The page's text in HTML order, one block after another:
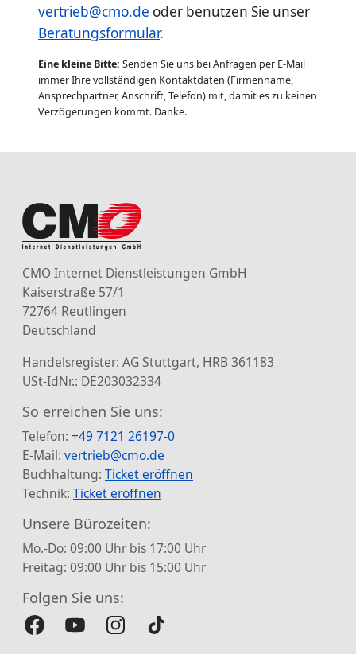
vertrieb@cmo.de oder benutzen Sie unser
Beratungsformular.
Eine kleine Bitte: Senden Sie uns bei Anfragen per E-Mail
immer Ihre vollständigen Kontaktdaten (Firmenname,
Ansprechpartner, Anschrift, Telefon) mit, damit es zu keinen
Verzögerungen kommt. Danke.
CMO Internet Dienstleistungen GmbH
Kaiserstraße 57/1
72764 Reutlingen
Deutschland
Handelsregister: AG Stuttgart, HRB 361183
USt-IdNr.: DE203032334
So erreichen Sie uns:
Telefon: +49 7121 26197-0
E-Mail: vertrieb@cmo.de
Buchhaltung: Ticket eröffnen
Technik: Ticket eröffnen
Unsere Bürozeiten:
Mo.-Do: 09:00 Uhr bis 17:00 Uhr
Freitag: 09:00 Uhr bis 15:00 Uhr
Folgen Sie uns: